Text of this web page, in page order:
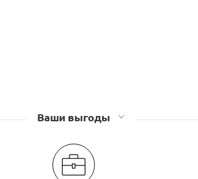
Ваши выгоды